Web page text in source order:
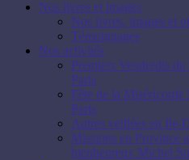
Nos livres et images
Nos livres, images et
Témoignages
Nos activités
Premiers Vendredis
Paris
Fête de la
Paris
Autres veillées en Ile-
Missions en Province
bienheureux Michel